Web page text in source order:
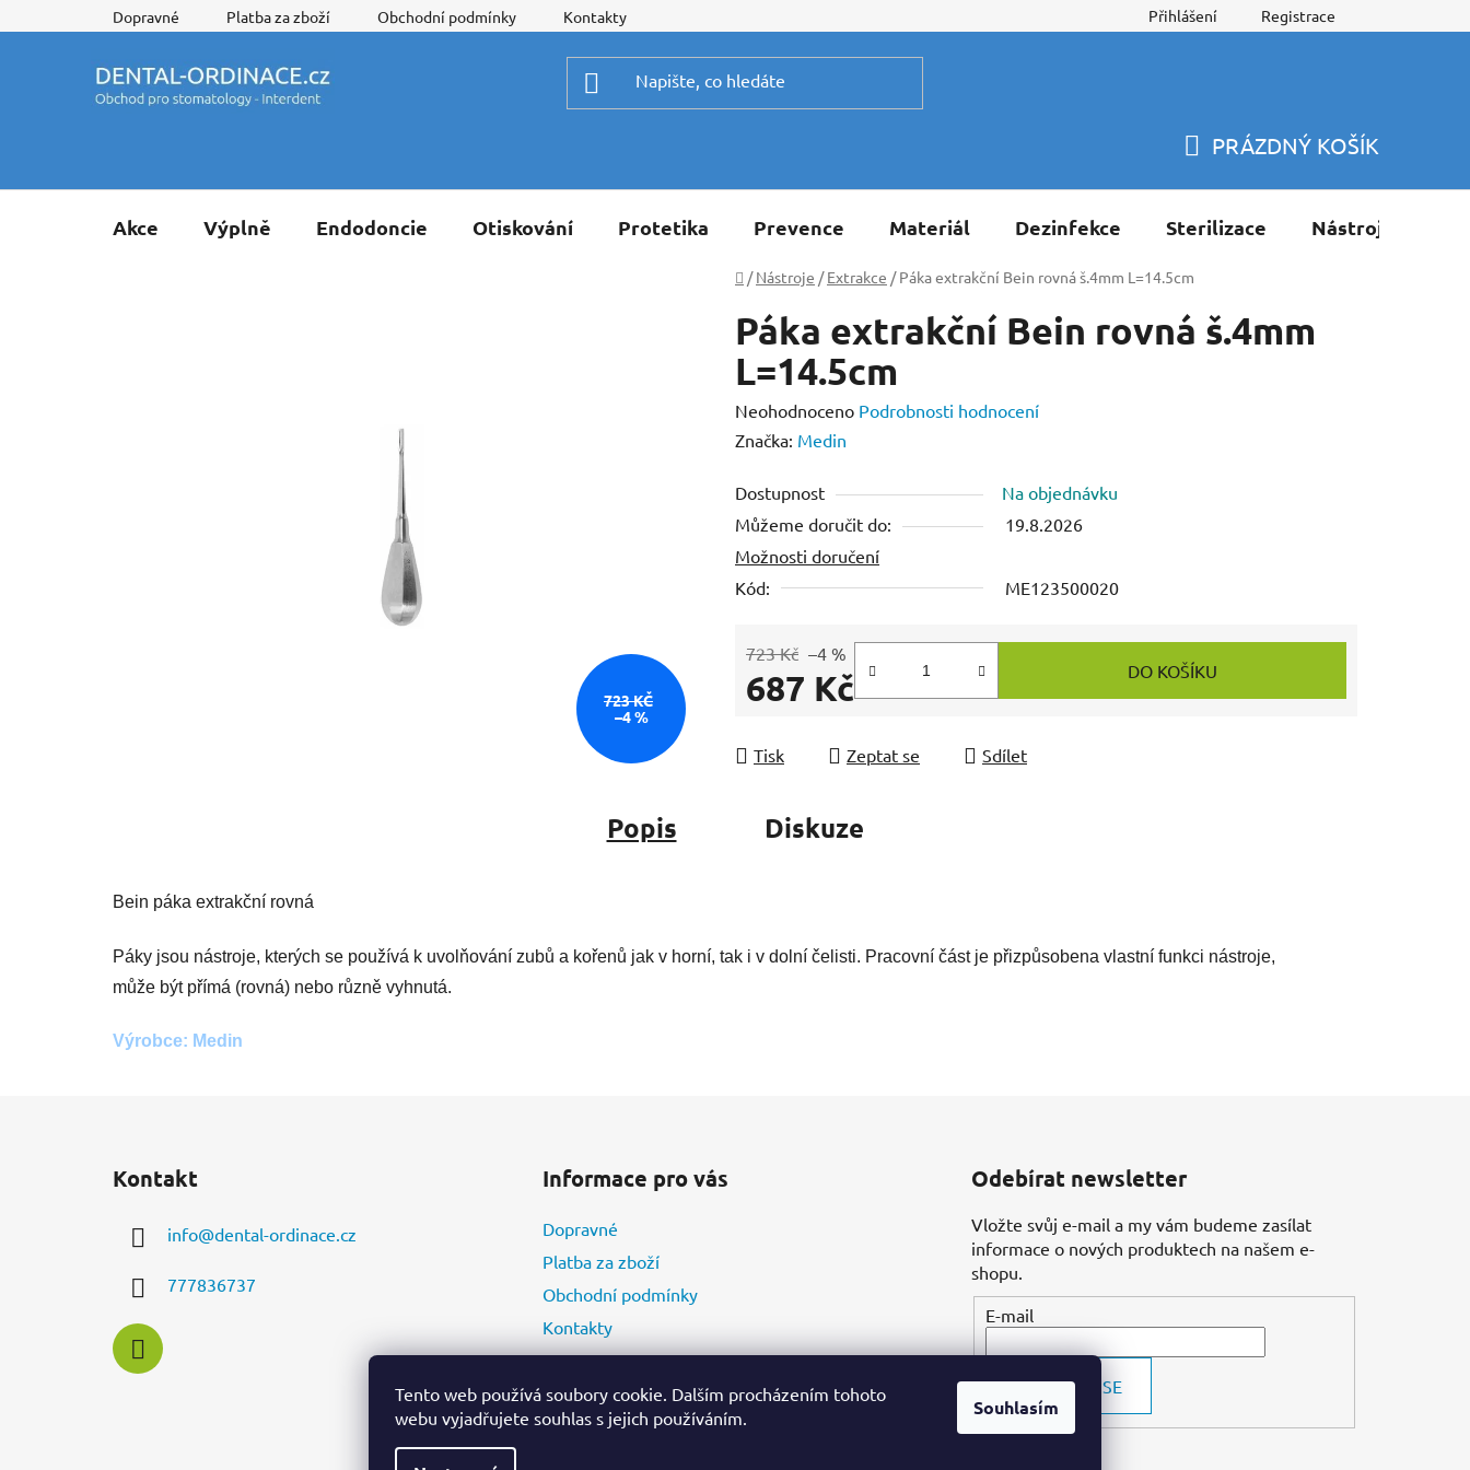
Tento web používá soubory cookie. Dalším procházením tohoto
webu vyjadřujete souhlas s jejich používáním.
Souhlasím
na
Dopravné Platba za zboží Obchodní podmínky Kontakty Přihlášení Registrace
KOŠÍK
PRÁZDNÝ KOŠÍK
Akce Výplně Endodoncie Otiskování Protetika Prevence Materiál Dezinfekce Sterilizace Nástroje
Domů
/ Nástroje / Extrakce / Páka extrakční Bein rovná š.4mm L=14.5cm
Páka extrakční Bein rovná š.4mm
L=14.5cm
Průměrné
hodnocení
je
0,0
z
5
Neohodnoceno Podrobnosti hodnocení
Značka: Medin
Dostupnost
Na objednávku
Můžeme doručit do:
19.8.2026
Možnosti doručení
Kód:
ME123500020
723 Kč –4 %
687 Kč DO KOŠÍKU
Tisk Zeptat se Sdílet
723 KČ
–4 %
Popis Diskuze
Bein páka extrakční rovná
Páky jsou nástroje, kterých se používá k uvolňování zubů a kořenů jak v horní, tak i v dolní čelisti. Pracovní část je přizpůsobena vlastní funkci nástroje,
může být přímá (rovná) nebo různě vyhnutá.
Výrobce: Medin
Kontakt
info@dental-ordinace.cz
777836737
Informace pro vás
Dopravné
Platba za zboží
Obchodní podmínky
Kontakty
Odebírat newsletter
Vložte svůj e-mail a my vám budeme zasílat
informace o nových produktech na našem e-
shopu.
E-mail
PŘIHLÁSIT SE